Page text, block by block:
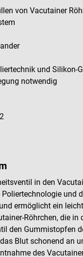
von Vacutainer
und Silikon-
notwendig
in den
und
ermöglicht ein
Röhrchen, die in
den Gummistopfen
Blut schonend an
des